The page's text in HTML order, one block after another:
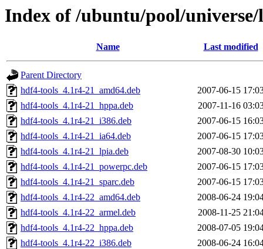
Index of /ubuntu/pool/
Name Last modified
Parent Directory
hdf4-tools_4.1r4-21_amd64.deb
2007-06-15
hdf4-tools_4.1r4-21_hppa.deb
2007-11-16
hdf4-tools_4.1r4-21_i386.deb
2007-06-15
hdf4-tools_4.1r4-21_ia64.deb
2007-06-15
hdf4-tools_4.1r4-21_lpia.deb
2007-08-30
hdf4-tools_4.1r4-21_powerpc.deb
2007-06-15
hdf4-tools_4.1r4-21_sparc.deb
2007-06-15
hdf4-tools_4.1r4-22_amd64.deb
2008-06-24
hdf4-tools_4.1r4-22_armel.deb
2008-11-25
hdf4-tools_4.1r4-22_hppa.deb
2008-07-05
hdf4-tools_4.1r4-22_i386.deb
2008-06-24